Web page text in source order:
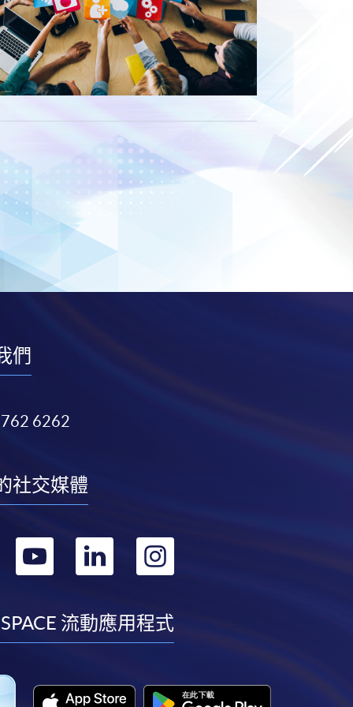
們
6262
社交媒體
轉
youtube
轉
linkedin
轉
instagram
流動應用程式